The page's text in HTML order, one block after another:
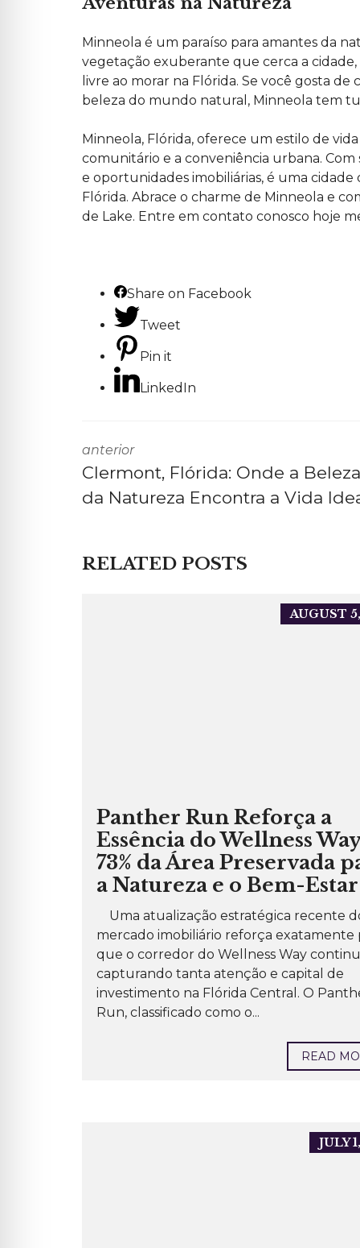
Minneola é um paraíso para amantes da
vegetação exuberante que cerca a
livre ao morar na Flórida. Se você gosta
beleza do mundo natural, Minneola tem
Minneola, Flórida, oferece um estilo de
comunitário e a conveniência urbana.
e oportunidades imobiliárias, é uma
Flórida. Abrace o charme de Minneola e
de Lake. Entre em contato conosco hoje
Share on Facebook
Tweet
Pin it
LinkedIn
anterior
Clermont, Flórida: Onde a Beleza
da Natureza Encontra a Vida
RELATED POSTS
AUGUST
Panther Run Reforça a
Essência do Wellness
73% da Área Preservada
a Natureza e o Bem-Estar
Uma atualização estratégica recente
mercado imobiliário reforça exatamente
que o corredor do Wellness Way
capturando tanta atenção e capital de
investimento na Flórida Central. O
Run, classificado como o...
READ
JULY